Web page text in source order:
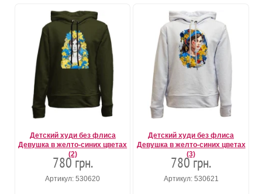
Детский худи без флиса
Девушка в желто-синих цветах
(2)
780 грн.
Артикул: 530620
Детский худи без флиса
Девушка в желто-синих цветах
(3)
780 грн.
Артикул: 530621